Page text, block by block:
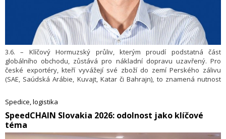
3.6. – Klíčový Hormuzský průliv, kterým proudí podstatná část
globálního obchodu, zůstává pro nákladní dopravu uzavřený. Pro
české exportéry, kteří vyvážejí své zboží do zemí Perského zálivu
(SAE, Saúdská Arábie, Kuvajt, Katar či Bahrajn), to znamená nutnost
Spedice, logistika
​SpeedCHAIN Slovakia 2026: odolnost jako klíčové
téma